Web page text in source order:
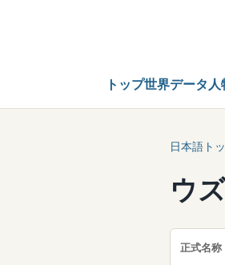
トップ世界データ 人
日本語ト
ウ
正式名称